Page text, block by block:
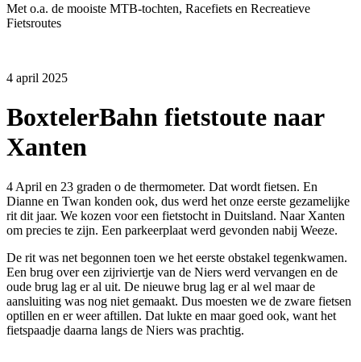
Met o.a. de mooiste MTB-tochten, Racefiets en Recreatieve
Fietsroutes
4 april 2025
BoxtelerBahn fietstoute naar
Xanten
4 April en 23 graden o de thermometer. Dat wordt fietsen. En
Dianne en Twan konden ook, dus werd het onze eerste gezamelijke
rit dit jaar. We kozen voor een fietstocht in Duitsland. Naar Xanten
om precies te zijn. Een parkeerplaat werd gevonden nabij Weeze.
De rit was net begonnen toen we het eerste obstakel tegenkwamen.
Een brug over een zijriviertje van de Niers werd vervangen en de
oude brug lag er al uit. De nieuwe brug lag er al wel maar de
aansluiting was nog niet gemaakt. Dus moesten we de zware fietsen
optillen en er weer aftillen. Dat lukte en maar goed ook, want het
fietspaadje daarna langs de Niers was prachtig.